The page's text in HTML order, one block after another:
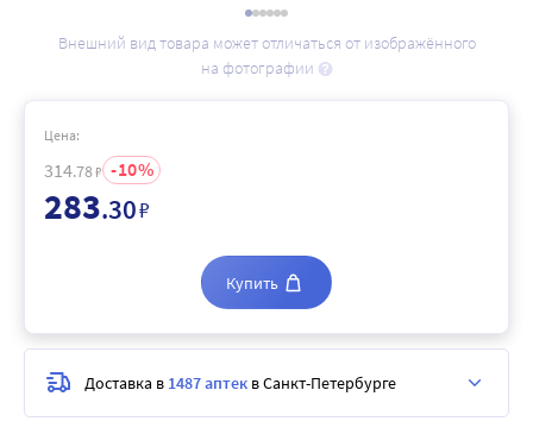
Внешний вид товара может отличаться от изображённого
на фотографии
Цена:
314.78₽ 10
283.30₽
Купить
Доставка в 1487 аптек в Санкт-Петербурге